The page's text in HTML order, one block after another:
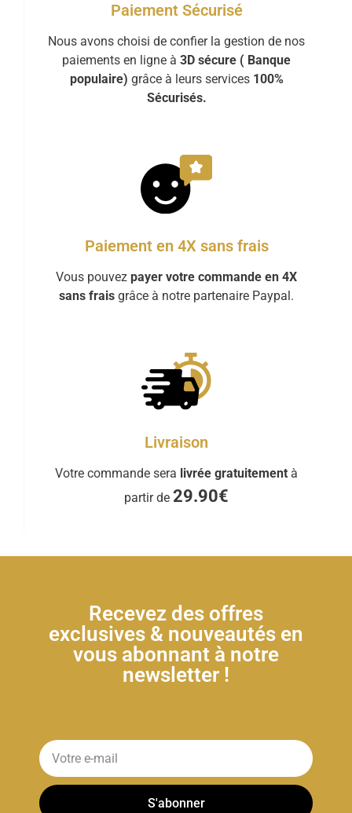
Paiement Sécurisé
Nous avons choisi de confier la gestion de nos
paiements en ligne à 3D sécure ( Banque
populaire) grâce à leurs services 100%
Sécurisés.
Paiement en 4X sans frais
Vous pouvez payer votre commande en 4X
sans frais grâce à notre partenaire Paypal.
Livraison
Votre commande sera livrée gratuitement à
partir de 29.90€
Recevez des offres
exclusives & nouveautés en
vous abonnant à notre
newsletter !
S'abonner